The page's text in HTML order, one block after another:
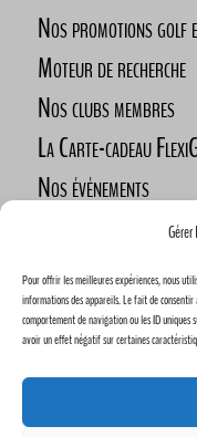
Pour offrir les meilleures expériences, nous
informations des appareils. Le fait de
comportement de navigation ou les ID
avoir un effet négatif sur certaines
Nos promotions golf
Moteur de recherche
Nos clubs membres
La Carte-cadeau
Nos événements
Défi des golfeurs
Nos commanditaires
Devenez commanditaire